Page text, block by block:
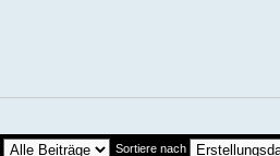
Sortiere nach